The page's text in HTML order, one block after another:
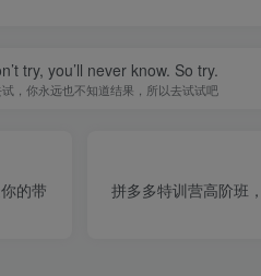
try, you’ll never know. So try.
，你永远也不知道结果，所以去试试吧
的带
拼多多特训营高阶班